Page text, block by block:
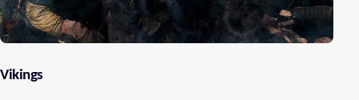
Vikings